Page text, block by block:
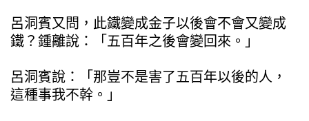
呂洞賓又問，此鐵變成金子以後會不會又變成
鐵？鍾離說：「五百年之後會變回來。」
呂洞賓說：「那豈不是害了五百年以後的人，
這種事我不幹。」